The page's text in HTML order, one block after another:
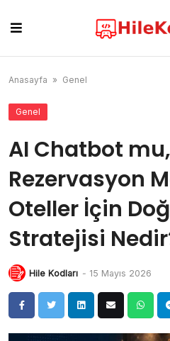
content
Anasayfa » Genel
Genel
AI Chatbot mu,
Rezervasyon
Oteller İçin
Stratejisi
Hile Kodları - 15 Mayıs 2026